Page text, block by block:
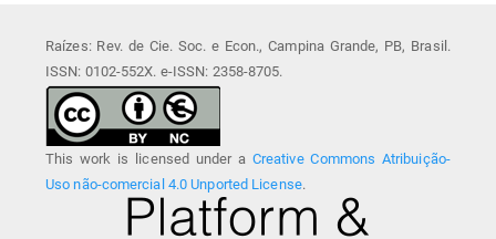
Raízes: Rev. de Cie. Soc. e Econ., Campina Grande, PB, Brasil.
ISSN: 0102-552X. e-ISSN: 2358-8705.
This work is licensed under a Creative Commons Atribuição-
Uso não-comercial 4.0 Unported License.